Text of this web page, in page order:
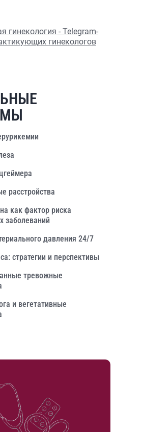
гинекология - Telegram-
гинекологов
расстройства
как фактор риска
заболеваний
давления 24/7
стратегии и перспективы
тревожные
и вегетативные